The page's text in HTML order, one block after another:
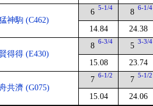
神駒 (C462)
6 5-1/4
14.84
8 6-1/4
24.38
得得 (E430)
8 6-3/4
15.08
5 3-3/4
23.74
共濟 (G075)
7 6-1/2
15.04
7 5-1/2
24.06